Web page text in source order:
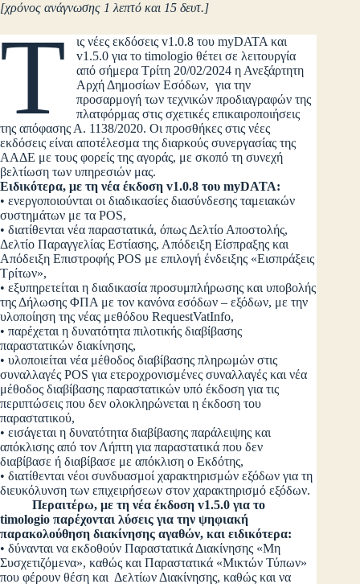
[χρόνος ανάγνωσης 1 λεπτό και 15 δευτ.]
Τ
ις νέες εκδόσεις v1.0.8 του myDATA και
v1.5.0 για το timologio θέτει σε λειτουργία
από σήμερα Τρίτη 20/02/2024 η Ανεξάρτητη
Αρχή Δημοσίων Εσόδων, για την
προσαρμογή των τεχνικών προδιαγραφών της
πλατφόρμας στις σχετικές επικαιροποιήσεις
της απόφασης Α. 1138/2020. Οι προσθήκες στις νέες
εκδόσεις είναι αποτέλεσμα της διαρκούς συνεργασίας της
ΑΑΔΕ με τους φορείς της αγοράς, με σκοπό τη συνεχή
βελτίωση των υπηρεσιών μας.
Ειδικότερα, με τη νέα έκδοση v1.0.8 του myDATA:
• ενεργοποιούνται οι διαδικασίες διασύνδεσης ταμειακών
συστημάτων με τα POS,
• διατίθενται νέα παραστατικά, όπως Δελτίο Αποστολής,
Δελτίο Παραγγελίας Εστίασης, Απόδειξη Είσπραξης και
Απόδειξη Επιστροφής POS με επιλογή ένδειξης «Εισπράξεις
Τρίτων»,
• εξυπηρετείται η διαδικασία προσυμπλήρωσης και υποβολής
της Δήλωσης ΦΠΑ με τον κανόνα εσόδων – εξόδων, με την
υλοποίηση της νέας μεθόδου RequestVatInfo,
• παρέχεται η δυνατότητα πιλοτικής διαβίβασης
παραστατικών διακίνησης,
• υλοποιείται νέα μέθοδος διαβίβασης πληρωμών στις
συναλλαγές POS για ετεροχρονισμένες συναλλαγές και νέα
μέθοδος διαβίβασης παραστατικών υπό έκδοση για τις
περιπτώσεις που δεν ολοκληρώνεται η έκδοση του
παραστατικού,
• εισάγεται η δυνατότητα διαβίβασης παράλειψης και
απόκλισης από τον Λήπτη για παραστατικά που δεν
διαβίβασε ή διαβίβασε με απόκλιση ο Εκδότης,
• διατίθενται νέοι συνδυασμοί χαρακτηρισμών εξόδων για τη
διευκόλυνση των επιχειρήσεων στον χαρακτηρισμό εξόδων.
Περαιτέρω, με τη νέα έκδοση v1.5.0 για το
timologio παρέχονται λύσεις για την ψηφιακή
παρακολούθηση διακίνησης αγαθών, και ειδικότερα:
• δύνανται να εκδοθούν Παραστατικά Διακίνησης «Μη
Συσχετιζόμενα», καθώς και Παραστατικά «Μικτών Τύπων»
που φέρουν θέση και Δελτίων Διακίνησης, καθώς και να